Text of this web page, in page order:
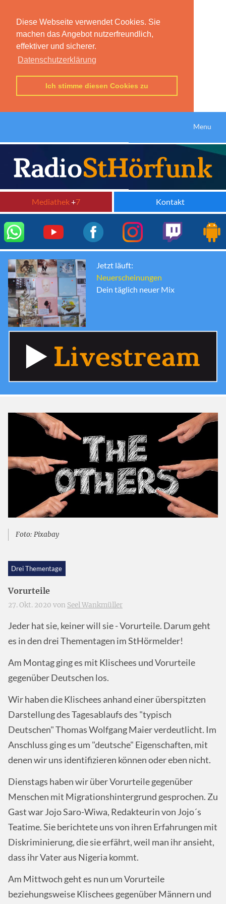
Diese Webseite verwendet Cookies. Sie
machen das Angebot nutzerfreundlich,
effektiver und sicherer.
Datenschutzerklärung
Ich stimme diesen Cookies zu
Menu
Mediathek+7 Kontakt
Jetzt läuft:
Neuerscheinungen
Dein täglich neuer Mix
Foto: Pixabay
Drei Thementage
Vorurteile
27. Okt. 2020 von Seel Wankmüller
Jeder hat sie, keiner will sie - Vorurteile. Darum geht
es in den drei Thementagen im StHörmelder!
Am Montag ging es mit Klischees und Vorurteile
gegenüber Deutschen los.
Wir haben die Klischees anhand einer überspitzten
Darstellung des Tagesablaufs des "typisch
Deutschen" Thomas Wolfgang Maier verdeutlicht. Im
Anschluss ging es um "deutsche" Eigenschaften, mit
denen wir uns identifizieren können oder eben nicht.
Dienstags haben wir über Vorurteile gegenüber
Menschen mit Migrationshintergrund gesprochen. Zu
Gast war Jojo Saro-Wiwa, Redakteurin von Jojo´s
Teatime. Sie berichtete uns von ihren Erfahrungen mit
Diskriminierung, die sie erfährt, weil man ihr ansieht,
dass ihr Vater aus Nigeria kommt.
Am Mittwoch geht es nun um Vorurteile
beziehungsweise Klischees gegenüber Männern und